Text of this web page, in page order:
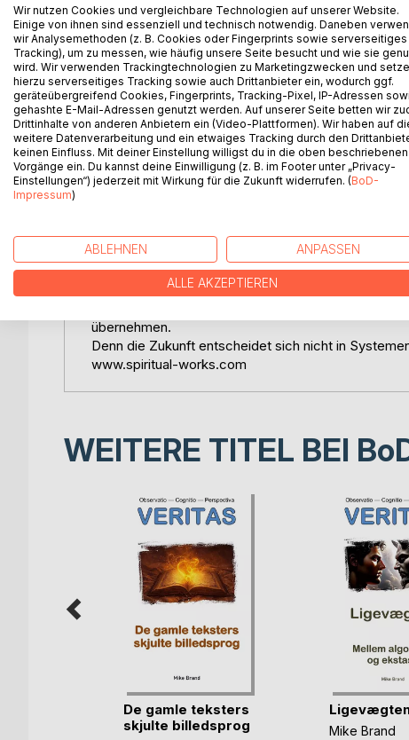
Das Gleichgewicht - Zwischen Algorithmus und
Wir leben in einer Zeit der Extreme: Auf der einen
und der technischen Systeme. Auf der anderen
Sinnangebote und den schnellen inneren Rausch.
Zwischen diesen Polen verliert der Mensch
Dieses Buch zeigt, dass hinter dieser Entwicklung
Versteinerung, und Luzifer, die Kraft der
Zeit - oft unbemerkt, aber mit weitreichenden
In klarer, verständlicher Sprache verbindet der
Gegenwart wie Digitalisierung, künstlicher
Wie kann der Mensch inmitten dieser Kräfte
Das Gleichgewicht ist kein theoretisches Werk,
gestärkt, die Wahrnehmung geschärft und eine
Ein Buch für alle, die den Mut haben, sich selbst
übernehmen.
Denn die Zukunft entscheidet sich nicht in
www.spiritual-works.com
WEITERE TITEL BEI
De gamle teksters
skjulte billedsprog
Mike Brand
Wir nutzen Cookies und vergleichbare Technologien auf unserer Website.
Einige von ihnen sind essenziell und technisch notwendig. Daneben
wir Analysemethoden (z. B. Cookies oder Fingerprints sowie serverseitiges
Tracking), um zu messen, wie häufig unsere Seite besucht und wie sie
wird. Wir verwenden Trackingtechnologien zu Marketingzwecken und
hierzu serverseitiges Tracking sowie auch Drittanbieter ein, wodurch ggf.
geräteübergreifend Cookies, Fingerprints, Tracking-Pixel, IP-Adressen
gehashte E-Mail-Adressen genutzt werden. Auf unserer Seite betten wir
Drittinhalte von anderen Anbietern ein (Video-Plattformen). Wir haben auf
weitere Datenverarbeitung und ein etwaiges Tracking durch den
keinen Einfluss. Mit deiner Einstellung willigst du in die oben beschriebenen
Vorgänge ein. Du kannst deine Einwilligung (z. B. im Footer unter „Privacy-
Einstellungen“) jederzeit mit Wirkung für die Zukunft widerrufen. (BoD-
Impressum)
ABLEHNEN ANPASSEN
ALLE AKZEPTIEREN